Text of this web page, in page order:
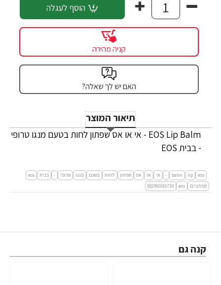
הוסף לעגלה
קניה מהירה
האם יש לך שאלה?
תיאור המוצר
EOS Lip Balm - אי או אס שפתון לחות בטעם מנגו טרופי
- בבית EOS
eos
lip
balm
- אי או אס שפתון לחות בטעם מנגו טרופי - בבית
eos
שפתונים
eos
832992016710
קנה גם